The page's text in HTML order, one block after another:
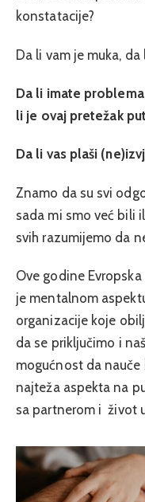
konstatacije?
Da li vam je muka,
Da li imate
li je ovaj pretežak
Da li vas plaši
Znamo da su svi
sada mi smo već bili
svih razumijemo da
Ove godine
je mentalnom
organizacije koje
da se priključimo i
mogućnost da
najteža aspekta na
sa partnerom i život